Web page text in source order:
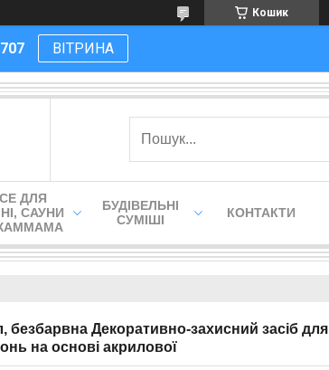
Кошик
ВІТРИНА
ДЛЯ
САУНИ
БУДІВЕЛЬНІ
СУМІШІ
КОНТАКТИ
безбарвна Декоративно-захисний засіб для
на основі акрилової